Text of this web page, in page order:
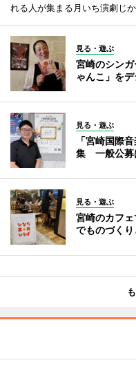
れる人が集まる月いち演劇じ
見る・遊ぶ
宮崎のシン
ゃんこ」を
見る・遊ぶ
「宮崎国際
集 一般公募
見る・遊ぶ
宮崎のカフ
でものづく